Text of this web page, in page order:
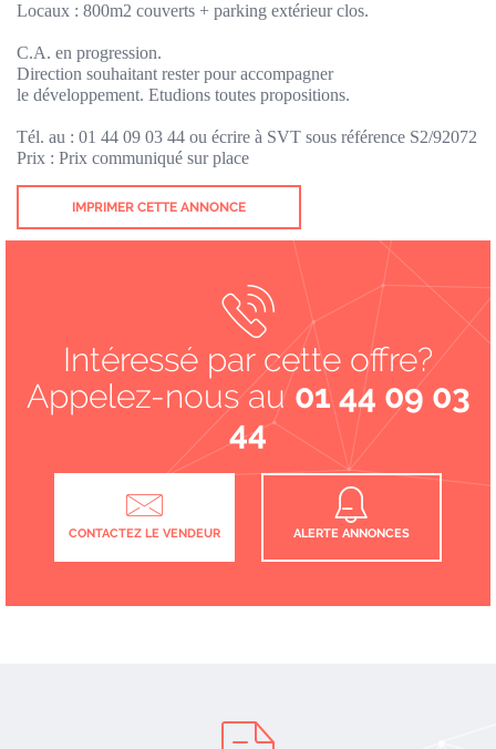
Locaux : 800m2 couverts + parking extérieur clos.
C.A. en progression.
Direction souhaitant rester pour accompagner
le développement. Etudions toutes propositions.
Tél. au : 01 44 09 03 44 ou écrire à SVT sous référence S2/92072
Prix : Prix communiqué sur place
IMPRIMER CETTE ANNONCE
Intéressé par cette offre?
Appelez-nous au01 44 09 03
44
CONTACTEZ LE VENDEUR ALERTE ANNONCES